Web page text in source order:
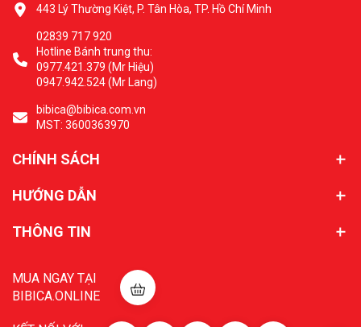
443 Lý Thường Kiệt, P. Tân Hòa, TP. Hồ Chí Minh
02839 717 920
Hotline Bánh trung thu:
0977.421.379 (Mr Hiệu)
0947.942.524 (Mr Lang)
bibica@bibica.com.vn
MST: 3600363970
CHÍNH SÁCH
HƯỚNG DẪN
THÔNG TIN
MUA NGAY TẠI
BIBICA.ONLINE